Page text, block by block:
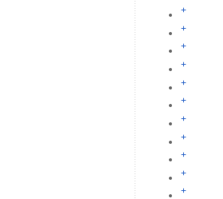
+
+
+
+
+
+
+
+
+
+
+